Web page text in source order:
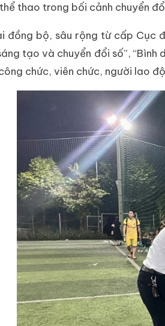
thao trong bối cảnh chuyển
đồng bộ, sâu rộng từ cấp Cục
tạo và chuyển đổi số”,
chức, viên chức, người lao